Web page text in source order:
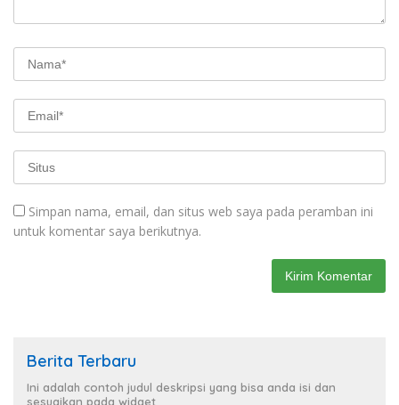
Simpan nama, email, dan situs web saya pada peramban ini
untuk komentar saya berikutnya.
Berita Terbaru
Ini adalah contoh judul deskripsi yang bisa anda isi dan
sesuaikan pada widget